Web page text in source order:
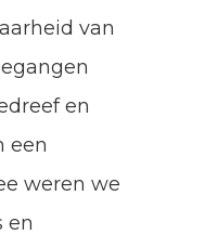
van
en
een
weren we
en